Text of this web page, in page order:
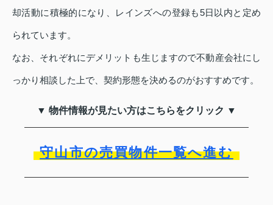
却活動に積極的になり、レインズへの登録も5日以内と定め
られています。
なお、それぞれにデメリットも生じますので不動産会社にし
っかり相談した上で、契約形態を決めるのがおすすめです。
▼ 物件情報が見たい方はこちらをクリック ▼
守山市の売買物件一覧へ進む